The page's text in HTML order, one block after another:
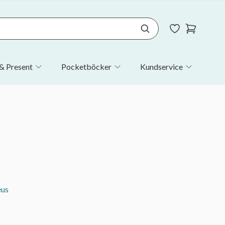
Present Pocketböcker Kundservice